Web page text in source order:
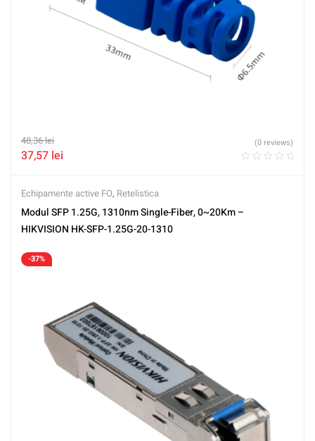
48,36lei
37,57 lei
(0 reviews)
Echipamente active FO, Retelistica
Modul SFP 1.25G, 1310nm Single-Fiber, 0~20Km –
HIKVISION HK-SFP-1.25G-20-1310
-37%